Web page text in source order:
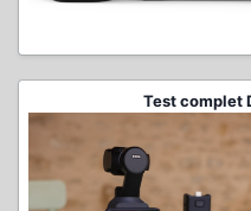
Test complet